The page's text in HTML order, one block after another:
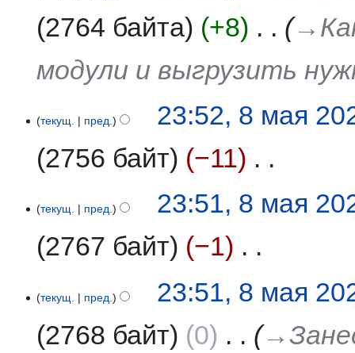
н
и
п
в
и
2764 байта
+8
модули и выгрузить
текущ. пред.
23:52, 8 мая
2756 байт
−11
е
о
п
с
н
и
текущ. пред.
23:51, 8 мая
2767 байт
−1
е
о
п
текущ. пред.
23:51, 8 мая
2768 байт
0